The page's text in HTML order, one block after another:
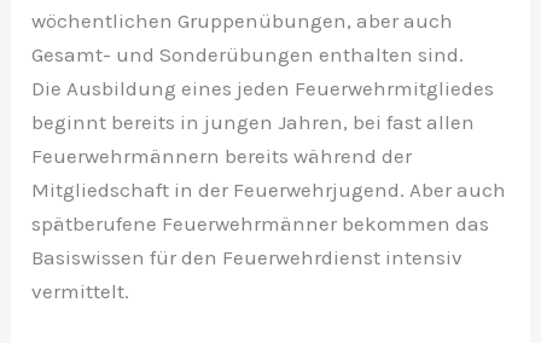
wöchentlichen Gruppenübungen, aber auch
Gesamt- und Sonderübungen enthalten sind.
Die Ausbildung eines jeden Feuerwehrmitgliedes
beginnt bereits in jungen Jahren, bei fast allen
Feuerwehrmännern bereits während der
Mitgliedschaft in der Feuerwehrjugend. Aber auch
spätberufene Feuerwehrmänner bekommen das
Basiswissen für den Feuerwehrdienst intensiv
vermittelt.